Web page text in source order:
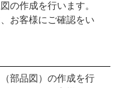
の作成を行います。
お客様にご確認をい
部品図）の作成を行